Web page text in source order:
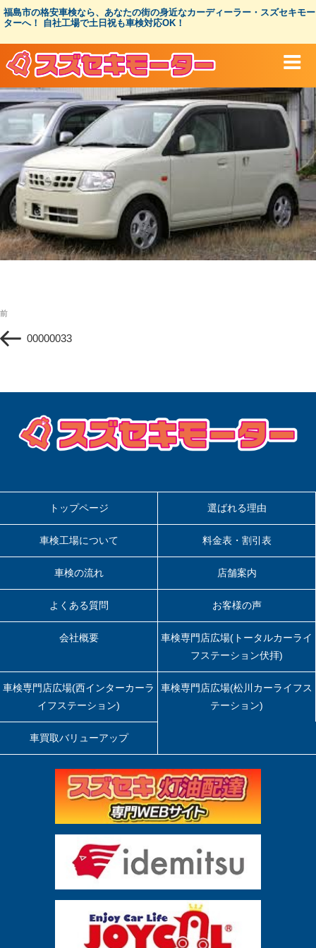
コ
ン
ツ
ス
キ
ッ
プ
福島市の格安車検なら、あなたの街の身近なカーディーラー・スズセキモー
ターへ！ 自社工場で土日祝も車検対応OK！
稿
ナ
ビ
シ
過
の
前
00000033
トップページ 選ばれる理由
車検工場について 料金表・割引表
車検の流れ 店舗案内
よくある質問 お客様の声
会社概要
車検専門店広場(トータルカーライ
フステーション伏拝)
車検専門店広場(西インターカーラ
イフステーション)
車検専門店広場(松川カーライフス
テーション)
車買取バリューアップ